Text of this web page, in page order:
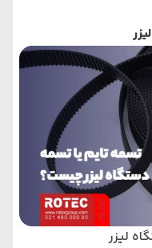
لیزر